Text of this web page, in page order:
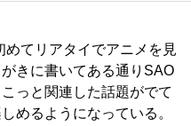
めてリアタイでアニメを見
きに書いてある通りSAO
っと関連した話題がでて
めるようになっている。